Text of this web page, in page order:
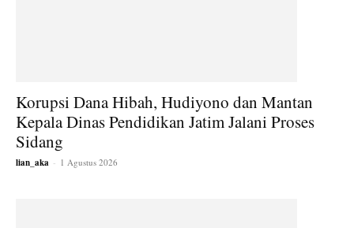
Korupsi Dana Hibah, Hudiyono dan Mantan
Kepala Dinas Pendidikan Jatim Jalani Proses
Sidang
lian_aka - 1 Agustus 2026